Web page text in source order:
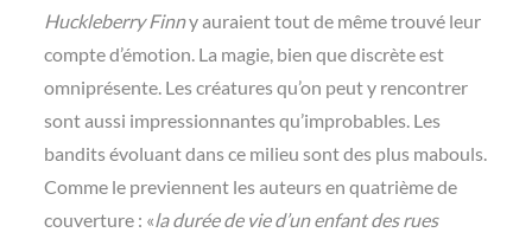
Huckleberry Finny auraient tout de même trouvé leur
compte d’émotion. La magie, bien que discrète est
omniprésente. Les créatures qu’on peut y rencontrer
sont aussi impressionnantes qu’improbables. Les
bandits évoluant dans ce milieu sont des plus mabouls.
Comme le previennent les auteurs en quatrième de
couverture : «la durée de vie d’un enfant des rues